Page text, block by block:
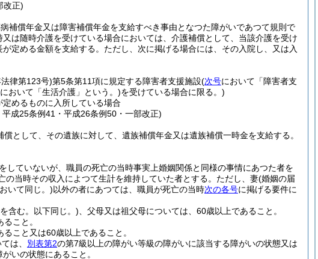
改正)
補償年金又は障害補償年金を支給すべき事由となつた障がいであつて規則で
は随時介護を受けている場合においては、介護補償として、当該介護を受け
定める金額を支給する。 ただし、次に掲げる場合には、その入院し、又は入
律第123号)第5条第11項に規定する障害者支援施設(次号において「障害者支
において「生活介護」という。)を受けている場合に限る。)
めるものに入所している場合
成25条例41・平成26条例50・一部改正)
として、その遺族に対して、遺族補償年金又は遺族補償一時金を支給する。
していないが、職員の死亡の当時事実上婚姻関係と同様の事情にあつた者を
当時その収入によつて生計を維持していた者とする。 ただし、妻(婚姻の届
いて同じ。)以外の者にあつては、職員が死亡の当時次の各号に掲げる要件に
含む。以下同じ。) 、父母又は祖父母については、60歳以上であること。
こと。
こと又は60歳以上であること。
は、 別表第2の第7級以上の障がい等級の障がいに該当する障がいの状態又は
いの状態にあること。